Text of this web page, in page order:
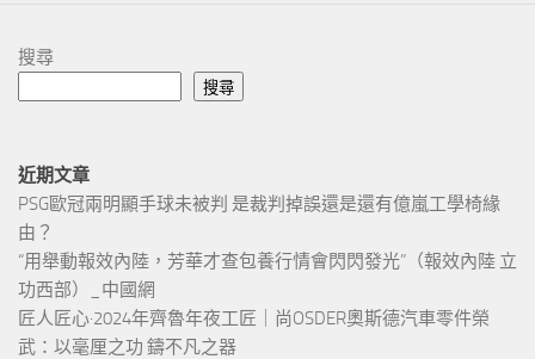
搜尋
搜尋
近期文章
PSG歐冠兩明顯手球未被判 是裁判掉誤還是還有億嵐工學椅緣
由？
“用舉動報效內陸，芳華才查包養行情會閃閃發光”（報效內陸 立
功西部）_中國網
匠人匠心·2024年齊魯年夜工匠｜尚OSDER奧斯德汽車零件榮
武：以毫厘之功 鑄不凡之器